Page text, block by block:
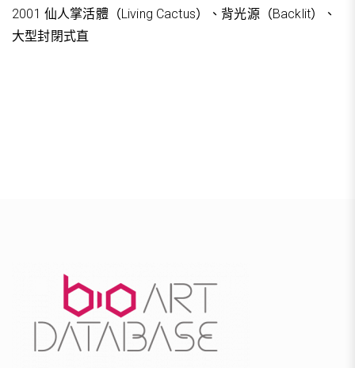
2001 仙人掌活體（Living Cactus）、背光源（Backlit）、
大型封閉式直